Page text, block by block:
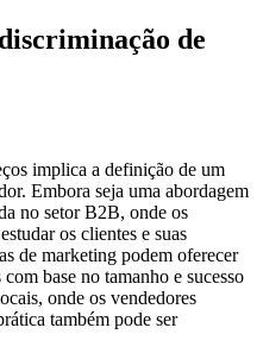
de
implica a definição de um
Embora seja uma abordagem
no setor B2B, onde os
os clientes e suas
de marketing podem oferecer
base no tamanho e sucesso
onde os vendedores
também pode ser